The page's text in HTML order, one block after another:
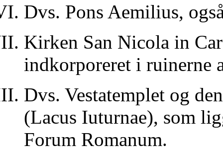
Dvs. Pons Aemilius,
Kirken San Nicola in
indkorporeret i ruinerne
Dvs. Vestatemplet og
(Lacus Iuturnae), som
Forum Romanum.